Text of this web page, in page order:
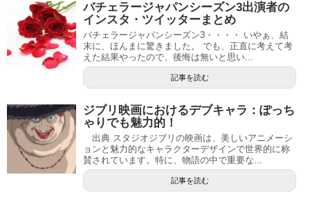
バチェラージャパンシーズン3出演者の
インスタ・ツイッターまとめ
バチェラージャパンシーズン3・・・・ いやぁ、結
末に、ほんまに驚きました。 でも、正直に考えて考
えた結果やったので、後悔は無いと思い...
記事を読む
ジブリ映画におけるデブキャラ：ぽっち
ゃりでも魅力的！
出典 スタジオジブリの映画は、美しいアニメーシ
ョンと魅力的なキャラクターデザインで世界的に称
賛されています。特に、物語の中で重要な...
記事を読む